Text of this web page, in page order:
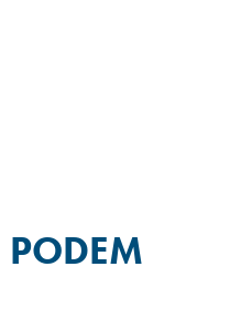
PODEM